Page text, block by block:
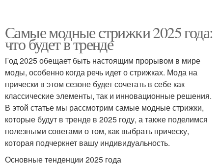
Самые модные стрижки 2025 года:
что будет в тренде
Год 2025 обещает быть настоящим прорывом в мире
моды, особенно когда речь идет о стрижках. Мода на
прически в этом сезоне будет сочетать в себе как
классические элементы, так и инновационные решения.
В этой статье мы рассмотрим самые модные стрижки,
которые будут в тренде в 2025 году, а также поделимся
полезными советами о том, как выбрать прическу,
которая подчеркнет вашу индивидуальность.
Основные тенденции 2025 года